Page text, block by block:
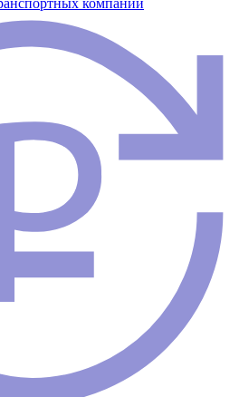
компаний